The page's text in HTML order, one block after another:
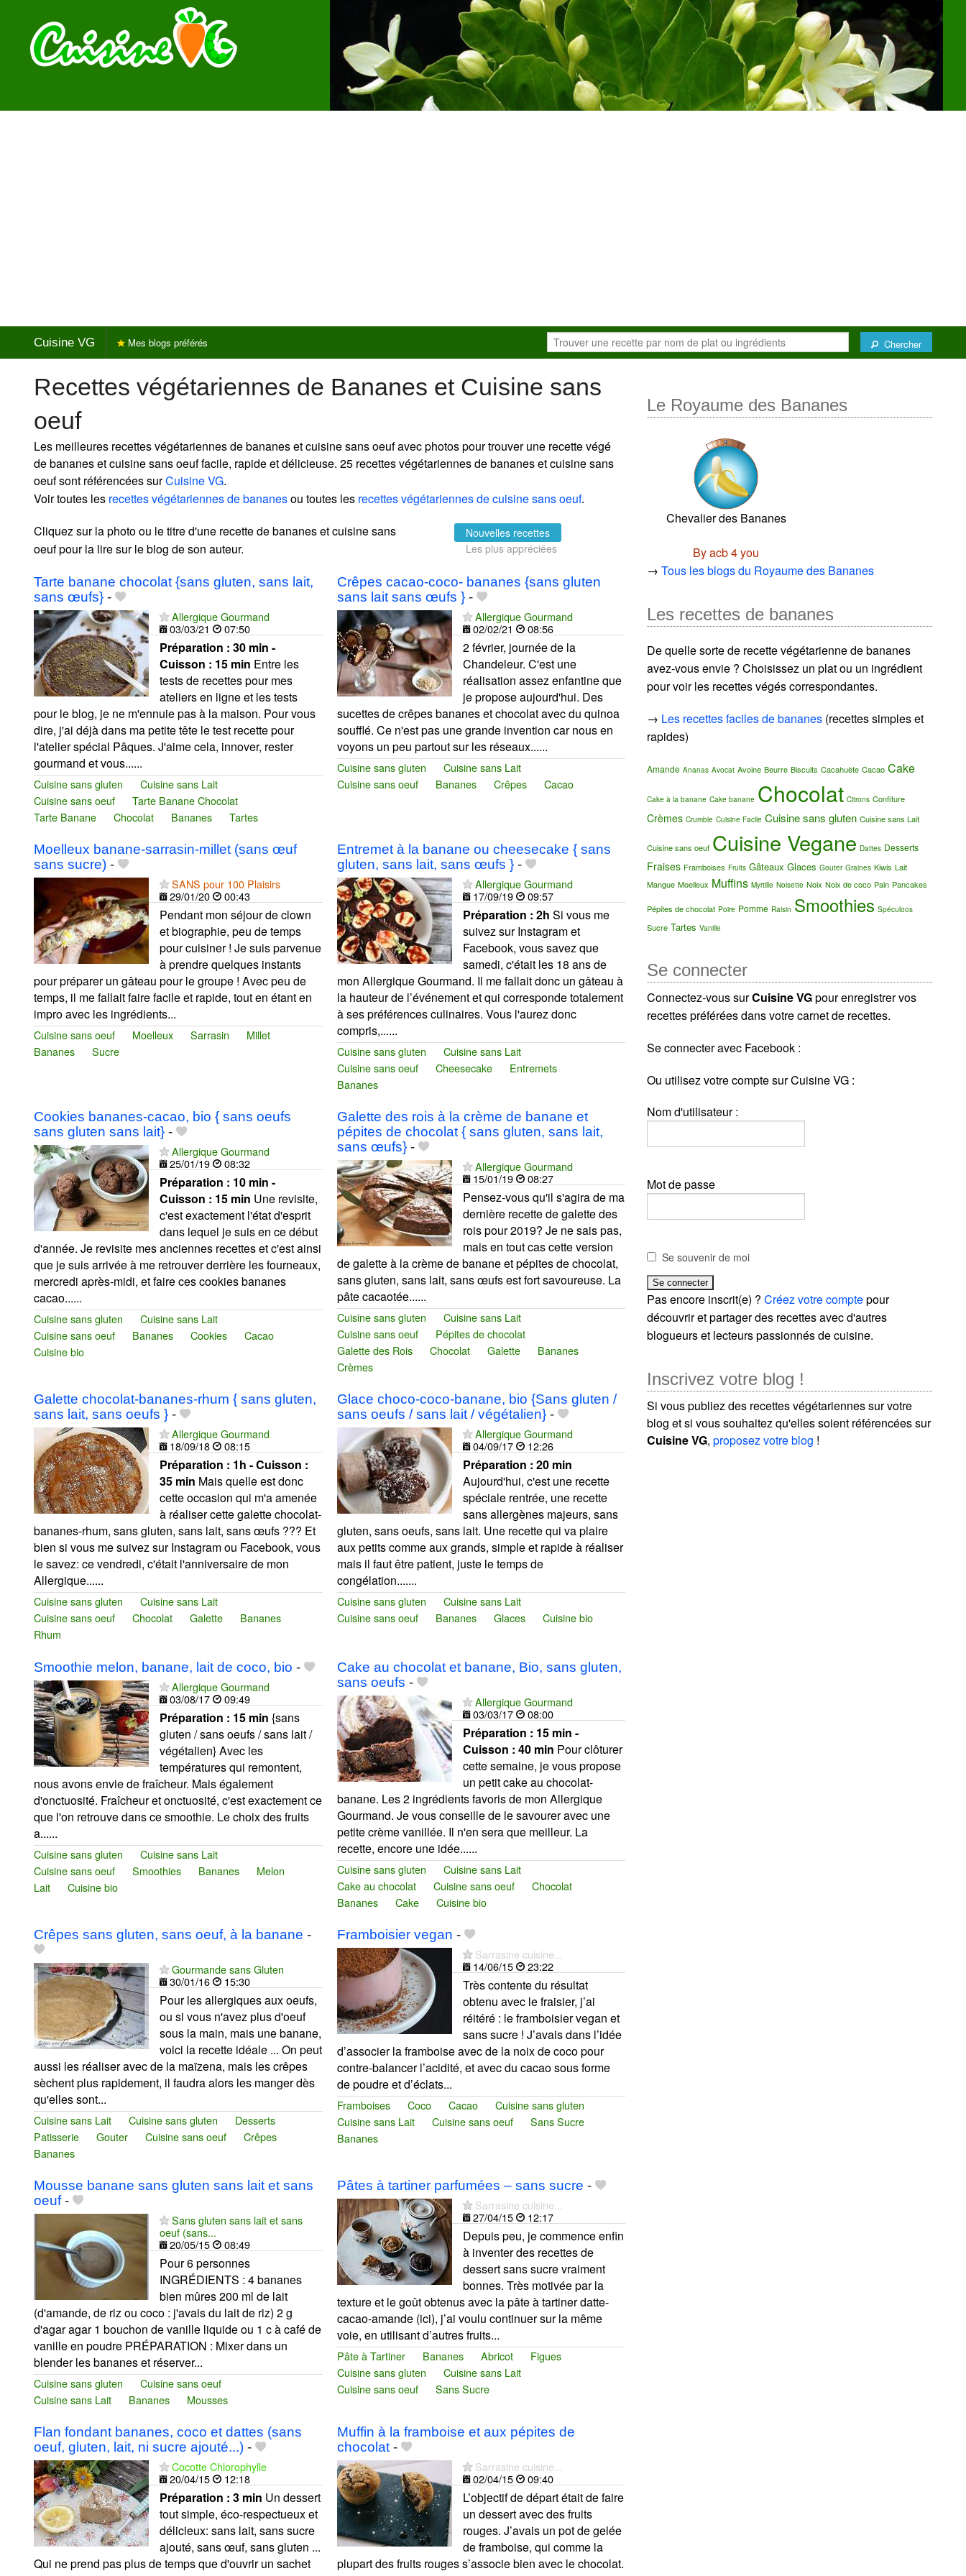
Cuisine VG Chercher
Mes blogs préférés
Recettes végétariennes de Bananes et Cuisine sans
oeuf
Les meilleures recettes végétariennes de bananes et cuisine sans oeuf avec photos pour trouver une recette végé
de bananes et cuisine sans oeuf facile, rapide et délicieuse. 25 recettes végétariennes de bananes et cuisine sans
oeuf sont référencées surCuisine VG.
Voir toutes les recettes végétariennes de bananesou toutes les recettes végétariennes de cuisine sans oeuf.
Cliquez sur la photo ou le titre d'une recette de bananes et cuisine sans
oeuf pour la lire sur le blog de son auteur.
Nouvelles recettes
Les plus appréciées
Tarte banane chocolat {sans gluten, sans lait,
sans œufs} -
Allergique Gourmand
03/03/21
07:50
Préparation : 30 min -
Cuisson : 15 min Entre les
tests de recettes pour mes
ateliers en ligne et les tests
pour le blog, je ne m'ennuie pas à la maison. Pour vous
dire, j'ai déjà dans ma petite tête le test recette pour
l'atelier spécial Pâques. J'aime cela, innover, rester
gourmand et vous......
Cuisine sans gluten
Cuisine sans Lait
Cuisine sans oeuf
Tarte Banane Chocolat
Tarte Banane
Chocolat Bananes Tartes
Crêpes cacao-coco- bananes {sans gluten
sans lait sans œufs }-
Allergique Gourmand
02/02/21
08:56
2 février, journée de la
Chandeleur. C'est une
réalisation assez enfantine que
je propose aujourd'hui. Des
sucettes de crêpes bananes et chocolat avec du quinoa
soufflé. Ce n'est pas une grande invention car nous en
voyons un peu partout sur les réseaux......
Cuisine sans gluten
Cuisine sans Lait
Cuisine sans oeuf
Bananes Crêpes Cacao
Moelleux banane-sarrasin-millet (sans œuf
sans sucre) -
SANS pour 100 Plaisirs
29/01/20
00:43
Pendant mon séjour de clown
et biographie, peu de temps
pour cuisiner ! Je suis parvenue
à prendre quelques instants
pour préparer un gâteau pour le groupe ! Avec peu de
temps, il me fallait faire facile et rapide, tout en étant en
impro avec les ingrédients...
Cuisine sans oeuf Moelleux Sarrasin
Millet
Bananes
Sucre
Entremet à la banane ou cheesecake { sans
gluten, sans lait, sans œufs }-
Allergique Gourmand
17/09/19
09:57
Préparation : 2h Si vous me
suivez sur Instagram et
Facebook, vous savez que
samedi, c'était les 18 ans de
mon Allergique Gourmand. Il me fallait donc un gâteau à
la hauteur de l’événement et qui corresponde totalement
à ses préférences culinaires. Vous l'aurez donc
compris,......
Cuisine sans gluten
Cuisine sans Lait
Cuisine sans oeuf
Cheesecake
Entremets
Bananes
Cookies bananes-cacao, bio { sans oeufs
sans gluten sans lait} -
Allergique Gourmand
25/01/19
08:32
Préparation : 10 min -
Cuisson : 15 min Une revisite,
c'est exactement l'état d'esprit
dans lequel je suis en ce début
d'année. Je revisite mes anciennes recettes et c'est ainsi
que je suis arrivée à me retrouver derrière les fourneaux,
mercredi après-midi, et faire ces cookies bananes
cacao......
Cuisine sans gluten
Cuisine sans Lait
Cuisine sans oeuf
Bananes Cookies
Cacao
Cuisine bio
Galette des rois à la crème de banane et
pépites de chocolat { sans gluten, sans lait,
sans œufs}-
Allergique Gourmand
15/01/19
08:27
Pensez-vous qu'il s'agira de ma
dernière recette de galette des
rois pour 2019? Je ne sais pas,
mais en tout cas cette version
de galette à la crème de banane et pépites de chocolat,
sans gluten, sans lait, sans œufs est fort savoureuse. La
pâte cacaotée......
Cuisine sans gluten
Cuisine sans Lait
Cuisine sans oeuf
Pépites de chocolat
Galette des Rois
Chocolat Galette
Bananes
Crèmes
Galette chocolat-bananes-rhum { sans gluten,
sans lait, sans oeufs } -
Allergique Gourmand
18/09/18
08:15
Préparation : 1h - Cuisson :
35 min Mais quelle est donc
cette occasion qui m'a amenée
à réaliser cette galette chocolat-
bananes-rhum, sans gluten, sans lait, sans œufs ??? Et
bien si vous me suivez sur Instagram ou Facebook, vous
le savez: ce vendredi, c'était l'anniversaire de mon
Allergique......
Cuisine sans gluten
Cuisine sans Lait
Cuisine sans oeuf
Chocolat Galette
Bananes
Rhum
Glace choco-coco-banane, bio {Sans gluten /
sans oeufs / sans lait / végétalien}-
Allergique Gourmand
04/09/17
12:26
Préparation : 20 min
Aujourd'hui, c'est une recette
spéciale rentrée, une recette
sans allergènes majeurs, sans
gluten, sans oeufs, sans lait. Une recette qui va plaire
aux petits comme aux grands, simple et rapide à réaliser
mais il faut être patient, juste le temps de
congélation.......
Cuisine sans gluten
Cuisine sans Lait
Cuisine sans oeuf
Bananes Glaces Cuisine bio
Smoothie melon, banane, lait de coco, bio -
Allergique Gourmand
03/08/17
09:49
Préparation : 15 min {sans
gluten / sans oeufs / sans lait /
végétalien} Avec les
températures qui remontent,
nous avons envie de fraîcheur. Mais également
d'onctuosité. Fraîcheur et onctuosité, c'est exactement ce
que l'on retrouve dans ce smoothie. Le choix des fruits
a......
Cuisine sans gluten
Cuisine sans Lait
Cuisine sans oeuf
Smoothies Bananes
Melon
Lait
Cuisine bio
Cake au chocolat et banane, Bio, sans gluten,
sans oeufs -
Allergique Gourmand
03/03/17
08:00
Préparation : 15 min -
Cuisson : 40 min Pour clôturer
cette semaine, je vous propose
un petit cake au chocolat-
banane. Les 2 ingrédients favoris de mon Allergique
Gourmand. Je vous conseille de le savourer avec une
petite crème vanillée. Il n'en sera que meilleur. La
recette, encore une idée......
Cuisine sans gluten
Cuisine sans Lait
Cake au chocolat
Cuisine sans oeuf
Chocolat
Bananes
Cake Cuisine bio
Crêpes sans gluten, sans oeuf, à la banane -
Gourmande sans Gluten
30/01/16
15:30
Pour les allergiques aux oeufs,
ou si vous n'avez plus d'oeuf
sous la main, mais une banane,
voici la recette idéale ... On peut
aussi les réaliser avec de la maïzena, mais les crêpes
sèchent plus rapidement, il faudra alors les manger dès
qu'elles sont...
Cuisine sans Lait Cuisine sans gluten
Desserts
Patisserie
Gouter Cuisine sans oeuf
Crêpes
Bananes
Framboisier vegan -
Sarrasine cuisine...
14/06/15
23:22
Très contente du résultat
obtenu avec le fraisier, j’ai
réitéré : le framboisier vegan et
sans sucre ! J’avais dans l’idée
d’associer la framboise avec de la noix de coco pour
contre-balancer l’acidité, et avec du cacao sous forme
de poudre et d’éclats...
Framboises Coco Cacao
Cuisine sans gluten
Cuisine sans Lait
Cuisine sans oeuf
Sans Sucre
Bananes
Mousse banane sans gluten sans lait et sans
oeuf-
Sans gluten sans lait et sans
oeuf (sans...
20/05/15
08:49
Pour 6 personnes
INGRÉDIENTS : 4 bananes
bien mûres 200 ml de lait
(d'amande, de riz ou coco : j'avais du lait de riz) 2 g
d'agar agar 1 bouchon de vanille liquide ou 1 c à café de
vanille en poudre PRÉPARATION : Mixer dans un
blender les bananes et réserver...
Cuisine sans gluten
Cuisine sans oeuf
Cuisine sans Lait
Bananes Mousses
Pâtes à tartiner parfumées – sans sucre -
Sarrasine cuisine...
27/04/15
12:17
Depuis peu, je commence enfin
à inventer des recettes de
dessert sans sucre vraiment
bonnes. Très motivée par la
texture et le goût obtenus avec la pâte à tartiner datte-
cacao-amande (ici), j’ai voulu continuer sur la même
voie, en utilisant d’autres fruits...
Pâte à Tartiner Bananes Abricot
Figues
Cuisine sans gluten
Cuisine sans Lait
Cuisine sans oeuf
Sans Sucre
Flan fondant bananes, coco et dattes (sans
oeuf, gluten, lait, ni sucre ajouté...) -
Cocotte Chlorophylle
20/04/15
12:18
Préparation : 3 min Un dessert
tout simple, éco-respectueux et
délicieux: sans lait, sans sucre
ajouté, sans œuf, sans gluten ...
Qui ne prend pas plus de temps que d'ouvrir un sachet
Muffin à la framboise et aux pépites de
chocolat-
Sarrasine cuisine...
02/04/15
09:40
L’objectif de départ était de faire
un dessert avec des fruits
rouges. J’avais un pot de gelée
de framboise, qui comme la
plupart des fruits rouges s’associe bien avec le chocolat.
Le Royaume des Bananes
Chevalier des Bananes
By acb 4 you
→Tous les blogs du Royaume des Bananes
Les recettes de bananes
De quelle sorte de recette végétarienne de bananes
avez-vous envie ? Choisissez un plat ou un ingrédient
pour voir les recettes végés correspondantes.
→ Les recettes faciles de bananes (recettes simples et
rapides)
Amande Ananas Avocat Avoine Beurre Biscuits Cacahuète Cacao Cake
Cake à la banane Cake banane Chocolat Citrons Confiture
Crèmes Crumble Cuisine Facile Cuisine sans gluten Cuisine sans Lait
Cuisine sans oeuf Cuisine Vegane Dattes Desserts
Fraises Framboises Fruits Gâteaux Glaces Gouter Graines Kiwis Lait
Mangue Moelleux Muffins Myrtille Noisette Noix Noix de coco Pain Pancakes
Pépites de chocolat Poire Pomme Raisin Smoothies Spéculoos
Sucre Tartes Vanille
Se connecter
Connectez-vous surCuisine VGpour enregistrer vos
recettes préférées dans votre carnet de recettes.
Se connecter avec Facebook :
Ou utilisez votre compte sur Cuisine VG :
Nom d'utilisateur :
Mot de passe
Se souvenir de moi
Pas encore inscrit(e) ?Créez votre comptepour
découvrir et partager des recettes avec d'autres
blogueurs et lecteurs passionnés de cuisine.
Inscrivez votre blog !
Si vous publiez des recettes végétariennes sur votre
blog et si vous souhaitez qu'elles soient référencées sur
Cuisine VG,proposez votre blog !